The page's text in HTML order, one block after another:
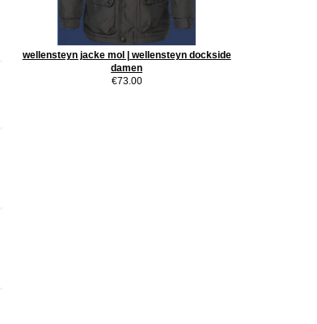
wellensteyn jacke mol | wellensteyn dockside
damen
€73.00